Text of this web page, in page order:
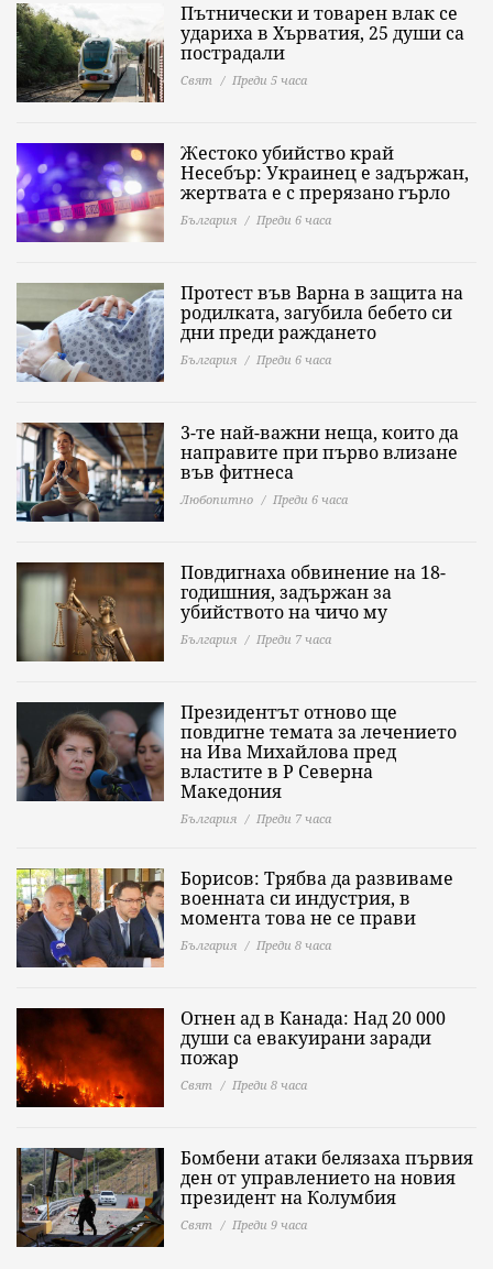
Пътнически и товарен влак се
удариха в Хърватия, 25 души са
пострадали
Свят Преди 5 часа
Жестоко убийство край
Несебър: Украинец е задържан,
жертвата е с прерязано гърло
България Преди 6 часа
Протест във Варна в защита на
родилката, загубила бебето си
дни преди раждането
България Преди 6 часа
3-те най-важни неща, които да
направите при първо влизане
във фитнеса
Любопитно Преди 6 часа
Повдигнаха обвинение на 18-
годишния, задържан за
убийството на чичо му
България Преди 7 часа
Президентът отново ще
повдигне темата за лечението
на Ива Михайлова пред
властите в Р Северна
Македония
България Преди 7 часа
Борисов: Трябва да развиваме
военната си индустрия, в
момента това не се прави
България Преди 8 часа
Огнен ад в Канада: Над 20 000
души са евакуирани заради
пожар
Свят Преди 8 часа
Бомбени атаки белязаха първия
ден от управлението на новия
президент на Колумбия
Свят Преди 9 часа